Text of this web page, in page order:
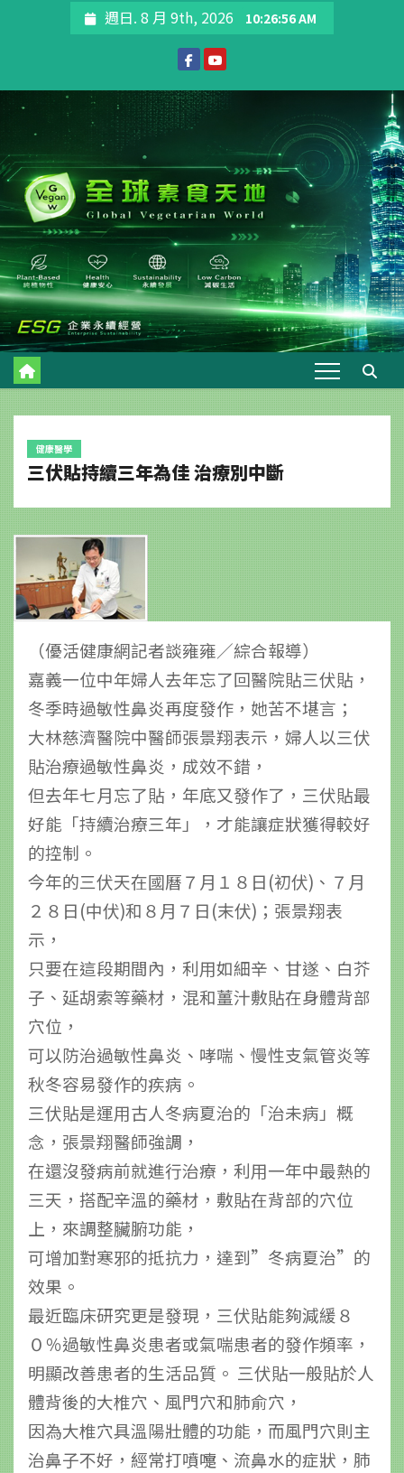
週日. 8 月 9th, 2026 10:26:57 AM
健康醫學
三伏貼持續三年為佳 治療別中斷
（優活健康網記者談雍雍／綜合報導）
嘉義一位中年婦人去年忘了回醫院貼三伏貼，
冬季時過敏性鼻炎再度發作，她苦不堪言；
大林慈濟醫院中醫師張景翔表示，婦人以三伏
貼治療過敏性鼻炎，成效不錯，
但去年七月忘了貼，年底又發作了，三伏貼最
好能「持續治療三年」，才能讓症狀獲得較好
的控制。
今年的三伏天在國曆７月１８日(初伏)、７月
２８日(中伏)和８月７日(末伏)；張景翔表
示，
只要在這段期間內，利用如細辛、甘遂、白芥
子、延胡索等藥材，混和薑汁敷貼在身體背部
穴位，
可以防治過敏性鼻炎、哮喘、慢性支氣管炎等
秋冬容易發作的疾病。
三伏貼是運用古人冬病夏治的「治未病」概
念，張景翔醫師強調，
在還沒發病前就進行治療，利用一年中最熱的
三天，搭配辛溫的藥材，敷貼在背部的穴位
上，來調整臟腑功能，
可增加對寒邪的抵抗力，達到”冬病夏治”的
效果。
最近臨床研究更是發現，三伏貼能夠減緩８
０％過敏性鼻炎患者或氣喘患者的發作頻率，
明顯改善患者的生活品質。 三伏貼一般貼於人
體背後的大椎穴、風門穴和肺俞穴，
因為大椎穴具溫陽壯體的功能，而風門穴則主
治鼻子不好，經常打噴嚏、流鼻水的症狀，肺